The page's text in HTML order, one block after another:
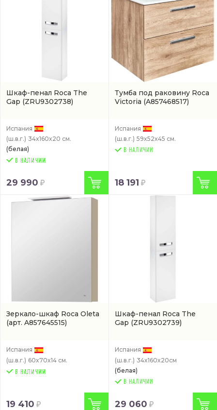
Шкаф-пенал Roca The
Gap (ZRU9302738)
Испания
(ш.в.г.) 34x160x20 см.
(белая)
29 990
Тумба под раковину Roca
Victoria (A857468517)
Испания
(ш.в.г.) 59x52x45 см.
В НАЛИЧИИ
18 191
Зеркало-шкаф Roca Oleta
(арт. A857645515)
Испания
(ш.в.г.) 60x70x14 см.
19 410
Шкаф-пенал Roca The
Gap (ZRU9302739)
Испания
(ш.в.г.) 34x160x20см
(белая)
В НАЛИЧИИ
29 060